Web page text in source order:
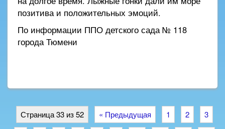
позитива и положительных эмоций.
По информации ППО детского сада № 118
города Тюмени
Страница 33 из 52 « Предыдущая 1 2
3